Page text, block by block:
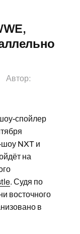
Автор:
спойлер
NXT и
на
. Судя по
восточного
в